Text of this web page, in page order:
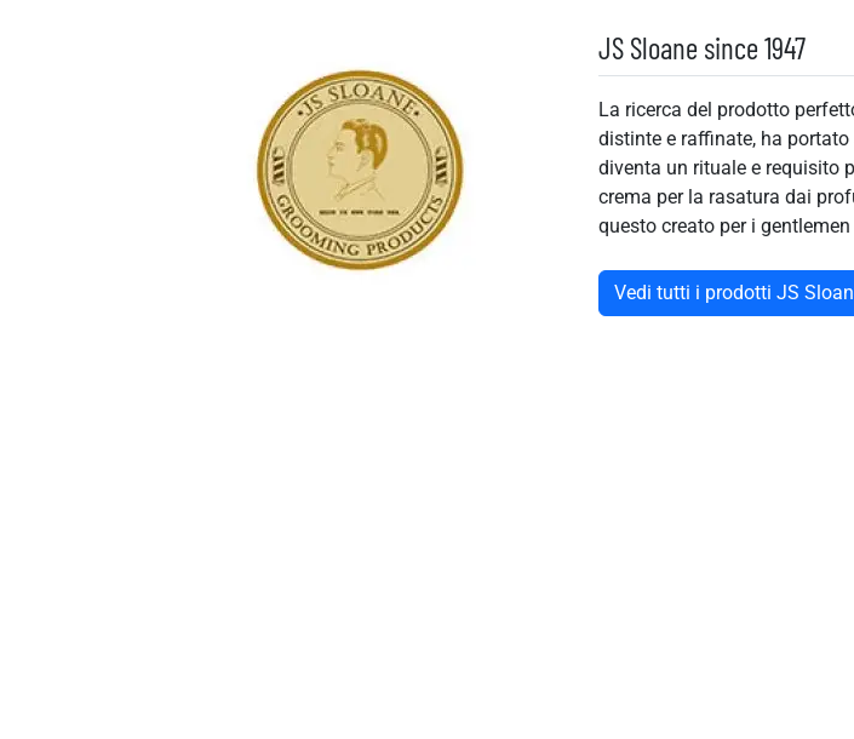
JS Sloane since 1947
La ricerca del prodotto
distinte e raffinate, ha
diventa un rituale e requisito
crema per la rasatura dai
questo creato per i
Vedi tutti i prodotti JS